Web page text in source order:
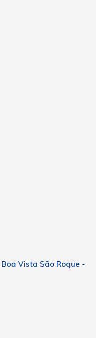
Vista São Roque -